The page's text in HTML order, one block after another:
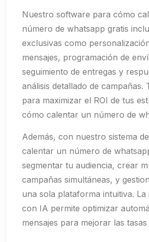
Nuestro software para cómo
número de whatsapp gratis
exclusivas como
mensajes, programación de
seguimiento de entregas y
análisis detallado de campañas.
para maximizar el ROI de tus
cómo calentar un número de
Además, con nuestro sistema
calentar un número de
segmentar tu audiencia, crear
campañas simultáneas, y
una sola plataforma intuitiva. La
con IA permite optimizar
mensajes para mejorar las